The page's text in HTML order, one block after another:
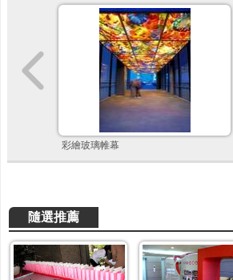
彩繪玻璃帷幕
隨選推薦